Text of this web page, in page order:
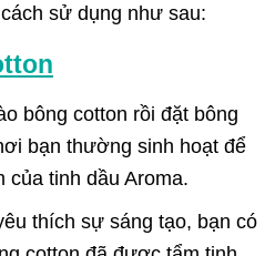
sử dụng như sau:
bông cotton rồi đặt bông
bạn thường sinh hoạt để
tinh dầu Aroma.
thích sự sáng tạo, bạn có